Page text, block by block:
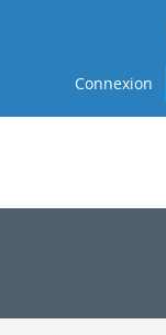
Connexion